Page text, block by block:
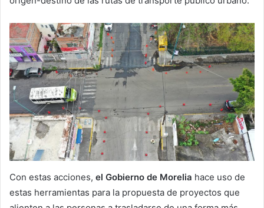
Con estas acciones, el Gobierno de Morelia hace uso de
estas herramientas para la propuesta de proyectos que